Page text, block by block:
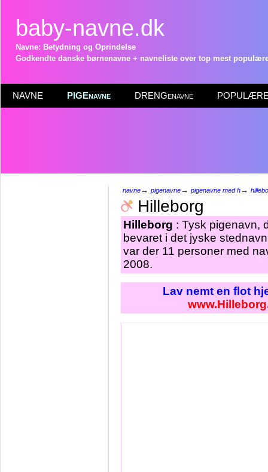
baby-navne.dk
Navne: Betydning og Oprindelse
Godkendte danske børnenavne + navneliste over top mest
NAVNE PIGEnavne DRENGenavne POPULÆRE
navne→ pigenavne→ pigenavne med h→
Hilleborg
Hilleborg : Tysk pigenavn,
bevaret i det jyske
var der 11 personer med
2008.
Lav nemt en flot